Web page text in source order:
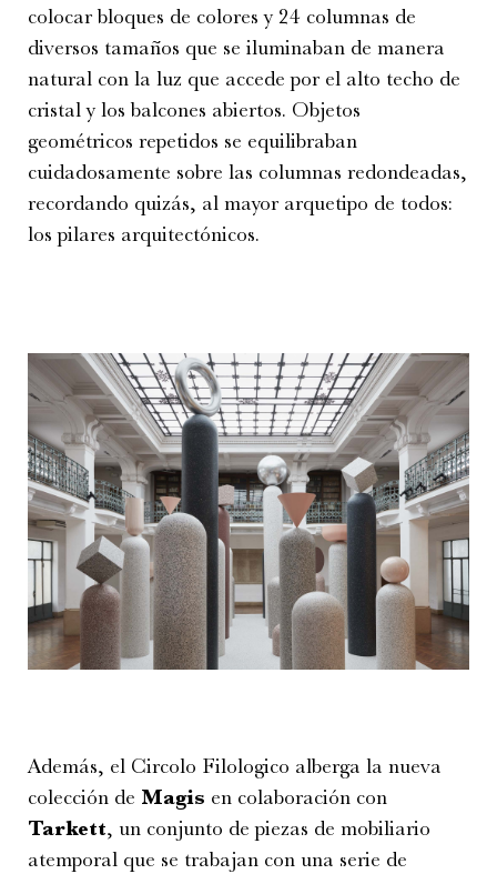
colocar bloques de colores y 24 columnas de
diversos tamaños que se iluminaban de manera
natural con la luz que accede por el alto techo de
cristal y los balcones abiertos. Objetos
geométricos repetidos se equilibraban
cuidadosamente sobre las columnas redondeadas,
recordando quizás, al mayor arquetipo de todos:
los pilares arquitectónicos.
Además, el Circolo Filologico alberga la nueva
colección de Magis en colaboración con
Tarkett, un conjunto de piezas de mobiliario
atemporal que se trabajan con una serie de